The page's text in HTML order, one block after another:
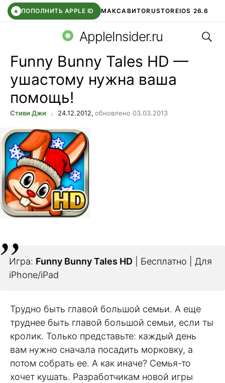
+ ПОПОЛНИТЬ APPLE ID МАКСАВИТОRUSTOREIOS 26.6
СБЕР КИДС ВТБ ОНЛАЙН ЧАТ В ROBLOX
AppleInsider.ru
Funny Bunny Tales HD —
ушастому нужна ваша
помощь!
Стиви Джи 24.12.2012, обновлено 03.03.2013
Игра: Funny Bunny Tales HD | Бесплатно | Для
iPhone/iPad
Трудно быть главой большой семьи. А еще
труднее быть главой большой семьи, если ты
кролик. Только представьте: каждый день
вам нужно сначала посадить морковку, а
потом собрать ее. А как иначе? Семья-то
хочет кушать. Разработчикам новой игры